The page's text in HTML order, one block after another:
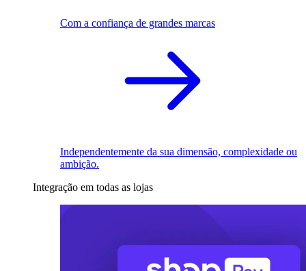
Com a confiança de grandes marcas
Independentemente da sua dimensão, complexidade ou
ambição.
Integração em todas as lojas